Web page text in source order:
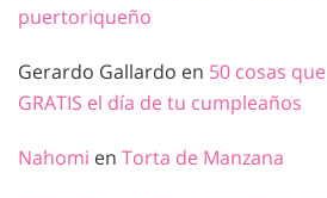
puertoriqueño
Gerardo Gallardo en 50 cosas
GRATIS el día de tu cumpleaños
Nahomi en Torta de Manzana